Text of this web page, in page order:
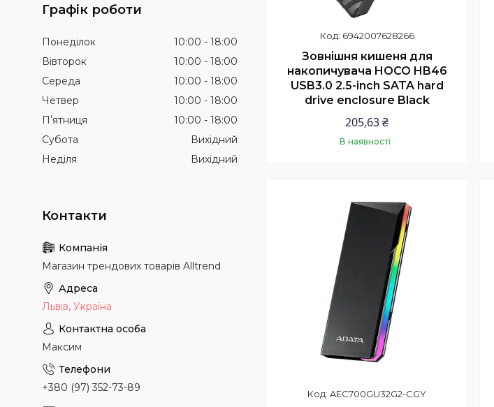
6942007628266
Зовнішня кишеня для
накопичувача HOCO HB46
USB3.0 2.5-inch SATA hard
drive enclosure Black
205,63 ₴
В наявності
AEC700GU32G2-CGY
Графік роботи
Понеділок 10:00
18:00
Вівторок
10:00
18:00
Середа
10:00
18:00
Четвер
10:00
18:00
Пʼятниця
10:00
18:00
Субота
Вихідний
Неділя
Вихідний
Магазин трендових товарів Alltrend
Львів, Україна
Максим
+380 (97) 352-73-89